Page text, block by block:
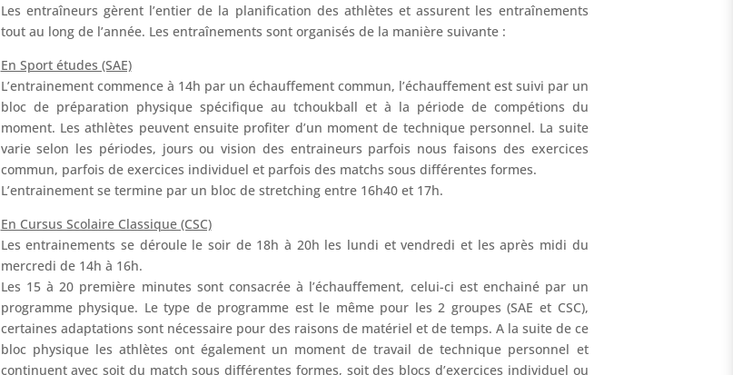
Les entraîneurs gèrent l’entier de la planification des athlètes et assurent les entraînements
tout au long de l’année. Les entraînements sont organisés de la manière suivante :
En Sport études (SAE)
L’entrainement commence à 14h par un échauffement commun, l’échauffement est suivi par un
bloc de préparation physique spécifique au tchoukball et à la période de compétions du
moment. Les athlètes peuvent ensuite profiter d’un moment de technique personnel. La suite
varie selon les périodes, jours ou vision des entraineurs parfois nous faisons des exercices
commun, parfois de exercices individuel et parfois des matchs sous différentes formes.
L’entrainement se termine par un bloc de stretching entre 16h40 et 17h.
En Cursus Scolaire Classique (CSC)
Les entrainements se déroule le soir de 18h à 20h les lundi et vendredi et les après midi du
mercredi de 14h à 16h.
Les 15 à 20 première minutes sont consacrée à l’échauffement, celui-ci est enchainé par un
programme physique. Le type de programme est le même pour les 2 groupes (SAE et CSC),
certaines adaptations sont nécessaire pour des raisons de matériel et de temps. A la suite de ce
bloc physique les athlètes ont également un moment de travail de technique personnel et
continuent avec soit du match sous différentes formes, soit des blocs d’exercices individuel ou